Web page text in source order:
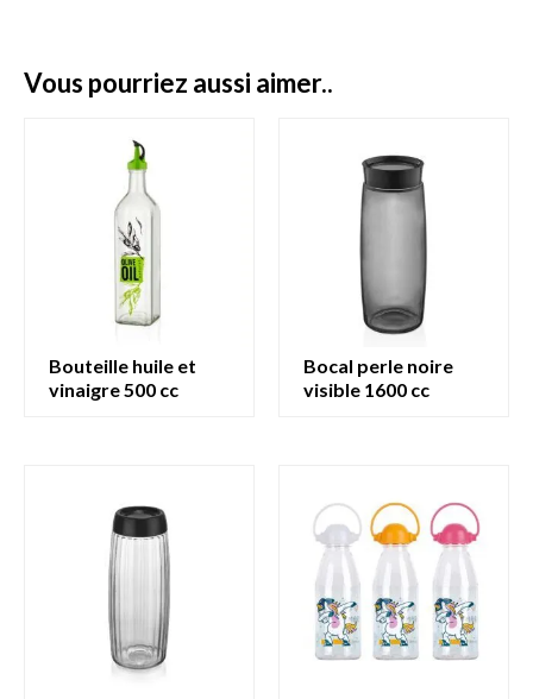
vous pourriez aussi aimer..
bouteille huile et
vinaigre 500 cc
bocal perle noire
visible 1600 cc